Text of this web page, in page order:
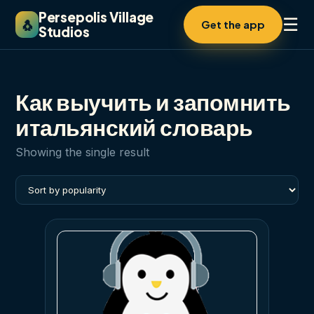
🐧 Persepolis Village
Studios
Get the app ☰
Как выучить и запомнить
итальянский словарь
Showing the single result